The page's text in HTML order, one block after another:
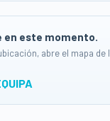
en este momento.
abre el mapa de